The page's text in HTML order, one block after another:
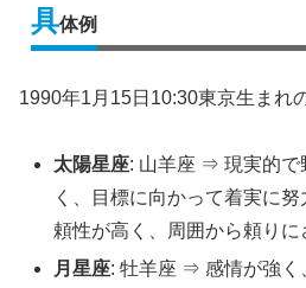
具体例
1990年1月15日10:30東京生まれ
太陽星座: 山羊座 ⇒ 現実的で
く、目標に向かって着実に
頼性が高く、周囲から頼りに
月星座: 牡羊座 ⇒ 感情が強く